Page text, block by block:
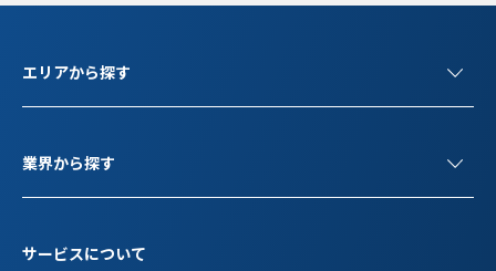
エリアから探す
業界から探す
サービスについて